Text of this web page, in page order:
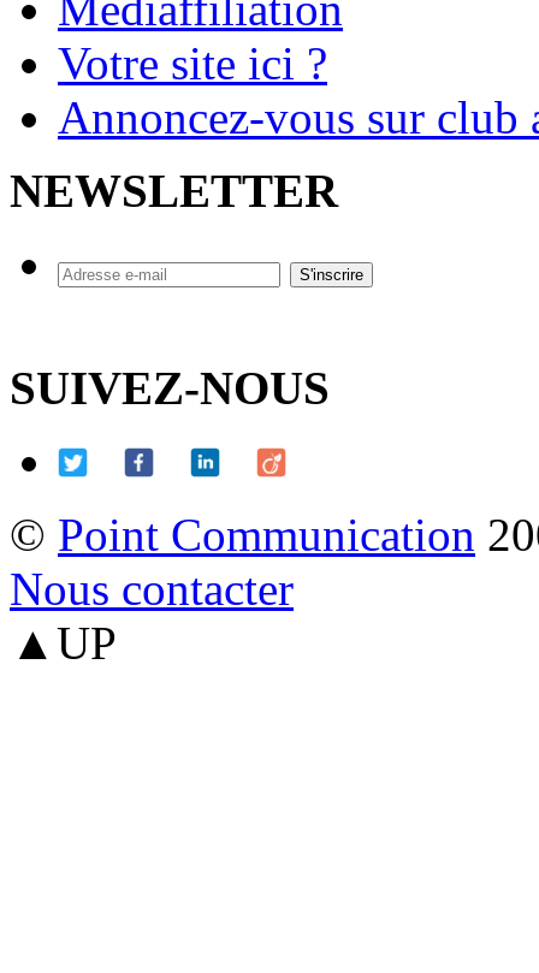
Votre site ici ?
Annoncez-vous sur
NEWSLETTER
SUIVEZ-NOUS
© Point Communication
Nous contacter
▲UP